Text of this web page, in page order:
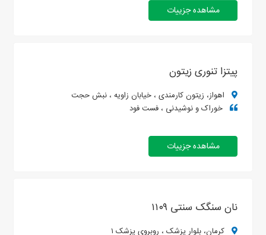
مشاهده جزییات
پیتزا تنوری زیتون
اهواز، زیتون کارمندی ، خیابان زاویه ، نبش حجت
خوراک و نوشیدنی ، فست فود
مشاهده جزییات
نان سنگک سنتی ۱۱۰۹
کرمان، بلوار پزشک ، روبروی پزشک ۱